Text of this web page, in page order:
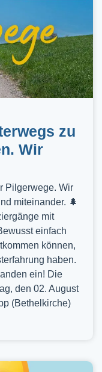
zu
Wir
Pilgerwege. Wir
miteinander. 🌲
mit
einfach
können,
haben.
ein! Die
den 02. August
(Bethelkirche)